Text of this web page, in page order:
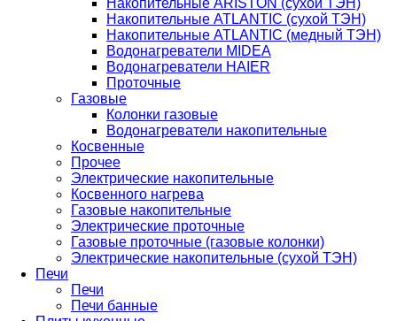
Накопительные ARISTON (сухой ТЭН)
Накопительные ATLANTIC (сухой ТЭН)
Накопительные ATLANTIC (медный ТЭН)
Водонагреватели MIDEA
Водонагреватели HAIER
Проточные
Газовые
Колонки газовые
Водонагреватели накопительные
Косвенные
Прочее
Электрические накопительные
Косвенного нагрева
Газовые накопительные
Электрические проточные
Газовые проточные (газовые колонки)
Электрические накопительные (сухой ТЭН)
Печи
Печи
Печи банные